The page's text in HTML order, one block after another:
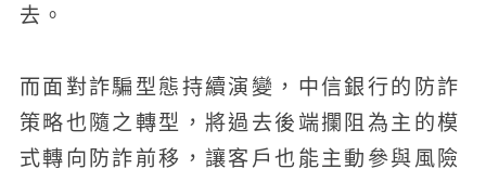
去。
而面對詐騙型態持續演變，中信銀行的防詐
策略也隨之轉型，將過去後端攔阻為主的模
式轉向防詐前移，讓客戶也能主動參與風險